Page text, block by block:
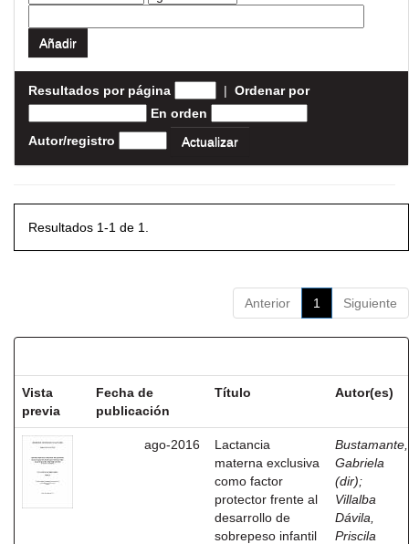
Resultados por página | Ordenar por
En orden
Autor/registro
Resultados 1-1 de 1.
Anterior 1 Siguiente
Vista
previa
Fecha de
publicación
Título Autor(es)
ago-2016
Lactancia
materna exclusiva
como factor
protector frente al
desarrollo de
sobrepeso infantil
Bustamante,
Gabriela
(dir);
Villalba
Dávila,
Priscila